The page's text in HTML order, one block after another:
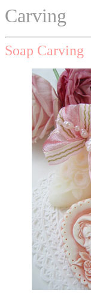
Carving
Soap Carving